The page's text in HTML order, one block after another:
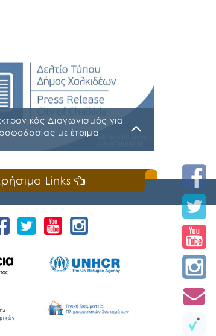
Διαγωνισμός για
με έτοιμα
v2-37 Α.Δ.Ε. 719-2026
ΠΑΡΑΡΤΗΜΑ Α΄ΜΕΛΕΤΗ
ΣΧΟΛΕΙΟΥ ΠΑΡΑΡΤΗΜΑ
ΜΟΥΣΙΚΟΥ ΣΧΟΛΕΙΟΥ_signed
ΕΦΗΜΕΡΙΔΕΣ
Links